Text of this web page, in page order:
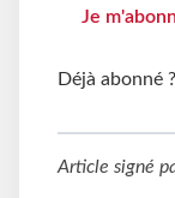
Je
Déjà abonné ?
Article signé